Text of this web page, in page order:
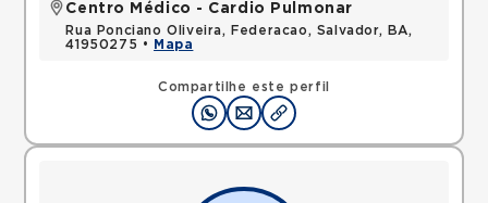
Compartilhe este perfil
Centro Médico - Cardio Pulmonar
Rua Ponciano Oliveira, Federacao, Salvador, BA,
41950275 •
Mapa